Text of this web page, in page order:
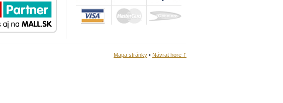
Mapa stránky • Návrat hore ↑